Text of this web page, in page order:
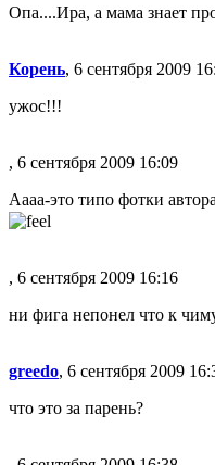
Опа....Ира, а мама знает
Корень, 6 сентября 2009
ужос!!!
, 6 сентября 2009 16:09
Аааа-это типо фотки
, 6 сентября 2009 16:16
ни фига непонел что к
greedo, 6 сентября 2009
что это за парень?